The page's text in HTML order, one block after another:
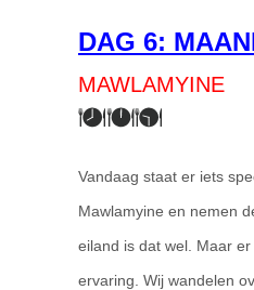
DAG 6:
MAWLAMYINE
Vandaag staat er iets
Mawlamyine en nemen
eiland is dat wel. Maar
ervaring. Wij wandelen